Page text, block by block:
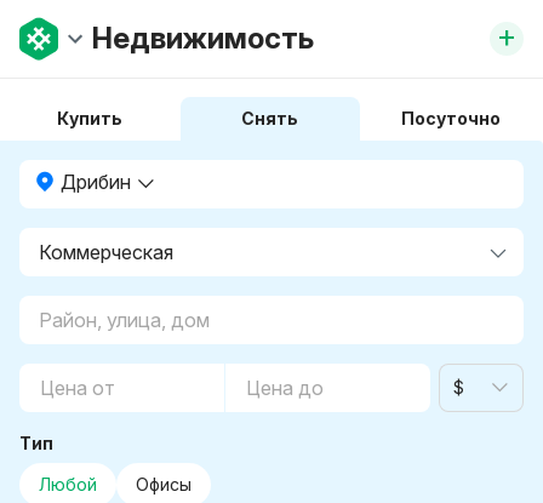
Недвижимость +
Купить Снять Посуточно
Дрибин
$
Тип
Любой
Офисы